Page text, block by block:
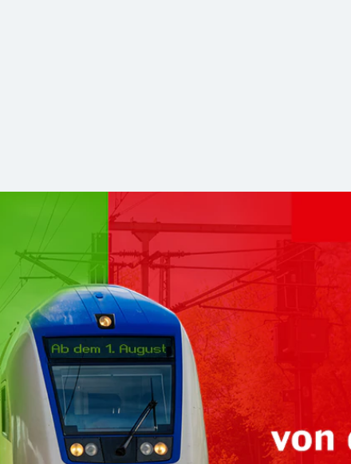
zu DB Regio
Nahverkehr. Für Sie bleibt der Alltag in